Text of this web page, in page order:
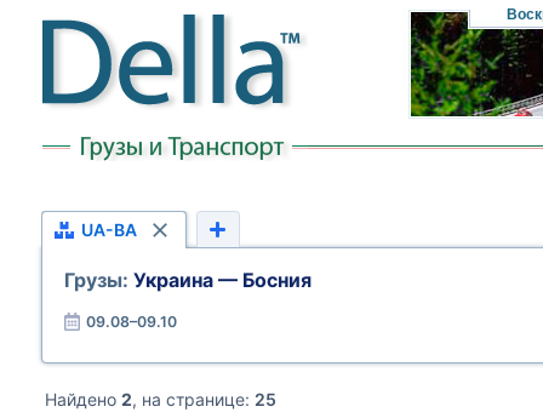
UA-BA
Грузы: Украина — Босния
09.08–09.10
Найдено 2, на странице: 25